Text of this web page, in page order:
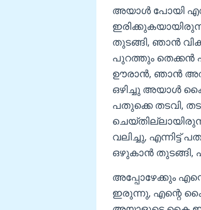
അയാൾ പോയി
തുടങ്ങി, ഞാൻ
പുറത്തും തെക്കൻ
ഊരാൻ, ഞാൻ
ഒഴിച്ചു അയാൾ
പതുക്കെ തടവി,
വലിച്ചു,
ഒഴുകാൻ തുടങ്ങി,
അപ്പോഴേക്കും
ഇരുന്നു, എന്റെ